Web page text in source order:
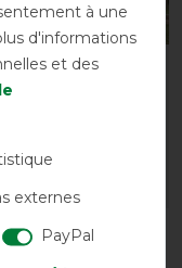
anti-eczéma
DE SOUHAITS
à une
d'informations
et des
externes
PayPal